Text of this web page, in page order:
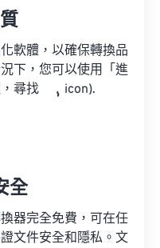
軟體，以確保轉換品
下，您可以使用「進
尋找
icon).
全
器完全免費，可在任
文件安全和隱私。文